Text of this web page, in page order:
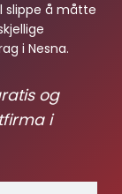
slippe å måtte
i Nesna.
og
i